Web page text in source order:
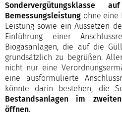
Sondervergütungsklasse
Bemessungsleistung ohne eine
Leistung sowie ein Aussetzen
Einführung einer
Biogasanlagen, die auf die
grundsätzlich zu begrüßen.
nicht nur eine
eine ausformulierte
könnte darin bestehen, die
Bestandsanlagen im
öffnen.